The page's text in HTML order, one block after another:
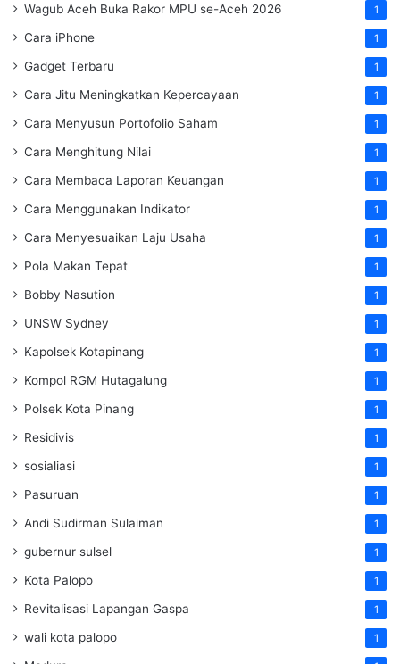
Wagub Aceh Buka Rakor MPU se-Aceh 2026 1
Cara iPhone 1
Gadget Terbaru 1
Cara Jitu Meningkatkan Kepercayaan 1
Cara Menyusun Portofolio Saham 1
Cara Menghitung Nilai 1
Cara Membaca Laporan Keuangan 1
Cara Menggunakan Indikator 1
Cara Menyesuaikan Laju Usaha 1
Pola Makan Tepat 1
Bobby Nasution 1
UNSW Sydney 1
Kapolsek Kotapinang 1
Kompol RGM Hutagalung 1
Polsek Kota Pinang 1
Residivis 1
sosialiasi 1
Pasuruan 1
Andi Sudirman Sulaiman 1
gubernur sulsel 1
Kota Palopo 1
Revitalisasi Lapangan Gaspa 1
wali kota palopo 1